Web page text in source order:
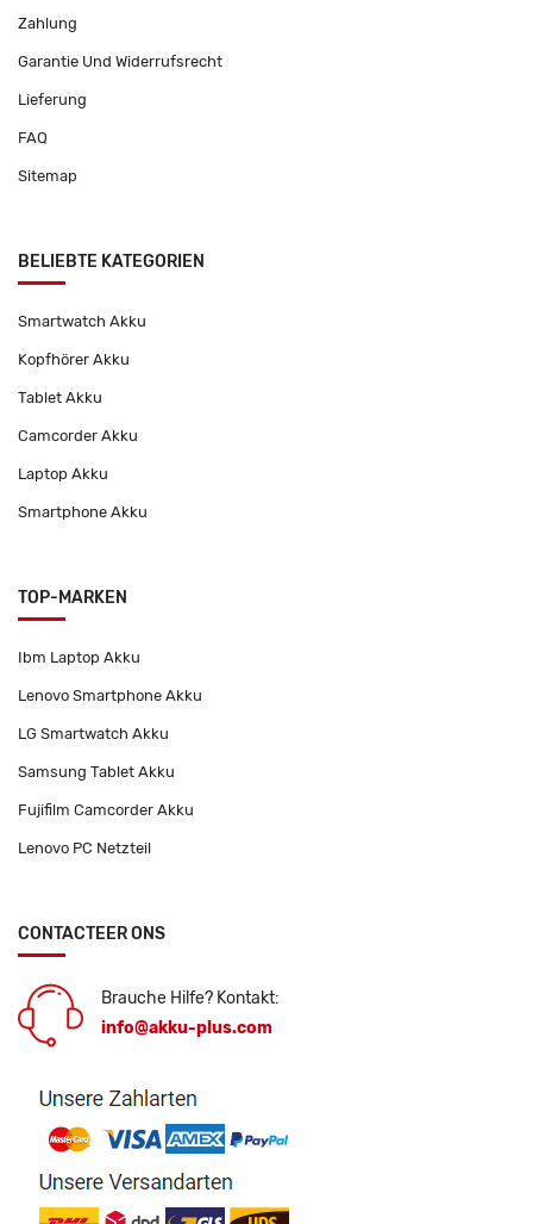
Zahlung
Garantie Und Widerrufsrecht
Lieferung
FAQ
Sitemap
BELIEBTE KATEGORIEN
Smartwatch Akku
Kopfhörer Akku
Tablet Akku
Camcorder Akku
Laptop Akku
Smartphone Akku
TOP-MARKEN
Ibm Laptop Akku
Lenovo Smartphone Akku
LG Smartwatch Akku
Samsung Tablet Akku
Fujifilm Camcorder Akku
Lenovo PC Netzteil
CONTACTEER ONS
Brauche Hilfe? Kontakt:
info@akku-plus.com